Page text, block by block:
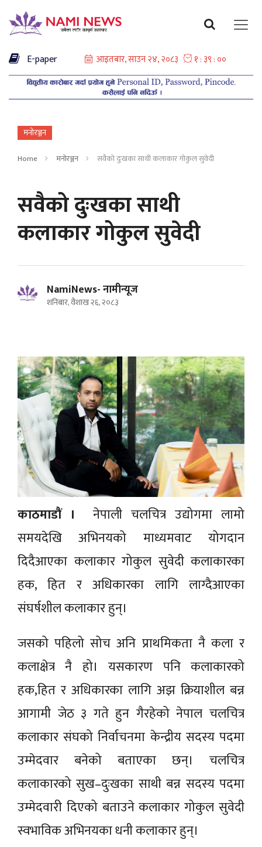
E-paper
मनोरञ्जन
Home मनोरञ्जन सवैको दुःखका साथी कलाकार गोकुल सुवेदी
सवैको दुःखका साथी
कलाकार गोकुल सुवेदी
NamiNews- नामीन्यूज
शनिबार, वैशाख २६, २०८३
काठमाडाैं । नेपाली चलचित्र उद्योगमा लामो
समयदेखि अभिनयको माध्यमवाट योगदान
दिदैआएका कलाकार गोकुल सुवेदी कलाकारका
हक, हित र अधिकारका लागि लाग्दैआएका
संघर्षशील कलाकार हुन्।
जसको पहिलो सोच अनि प्राथमिकता नै कला र
कलाक्षेत्र नै हो। यसकारण पनि कलाकारको
हक,हित र अधिकारका लागि अझ क्रियाशील बन्न
आगामी जेठ ३ गते हुन गैरहेको नेपाल चलचित्र
कलाकार संघको निर्वाचनमा केन्द्रीय सदस्य पदमा
उम्मेदवार बनेको बताएका छन्। चलचित्र
कलाकारको सुख–दुःखका साथी बन्न सदस्य पदमा
उम्मेदवारी दिएको बताउने कलाकार गोकुल सुवेदी
स्वभाविक अभिनयका धनी कलाकार हुन्।